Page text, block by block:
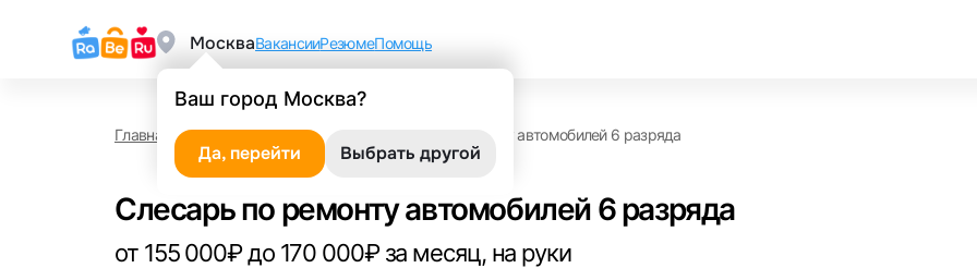
Москва
Ваш город Москва?
Да, перейти Выбрать другой
ВакансииРезюмеПомощь
Главная Работа в Будённовске Слесарь по ремонту автомобилей 6 разряда
Слесарь по ремонту автомобилей 6 разряда
от 155 000₽ до 170 000₽ за месяц, на руки